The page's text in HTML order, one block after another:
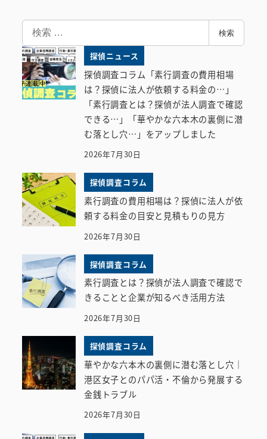
索
検索
探偵ニュース
探偵調査コラム「素行調査の費用相場
は？探偵に法人が依頼する料金の…」
「素行調査とは？探偵が法人調査で確認
できる…」「華やかな六本木の裏側に潜
む落とし穴…」をアップしました
2026年7月30日
探偵調査コラム
素行調査の費用相場は？探偵に法人が依
頼する料金の目安と見積もりの見方
2026年7月30日
探偵調査コラム
素行調査とは？探偵が法人調査で確認で
きることと企業が知るべき活用方法
2026年7月30日
探偵調査コラム
華やかな六本木の裏側に潜む落とし穴｜
港区女子とのパパ活・不倫から発展する
金銭トラブル
2026年7月30日